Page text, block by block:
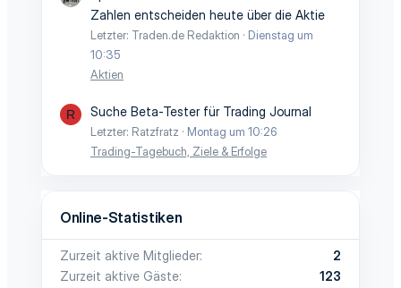
Zahlen entscheiden heute über die Aktie
Letzter: Traden.de Redaktion
Dienstag um
10:35
Aktien
R Suche Beta-Tester für Trading Journal
Letzter: Ratzfratz
Montag um 10:26
Trading-Tagebuch, Ziele & Erfolge
Online-Statistiken
Zurzeit aktive Mitglieder
2
Zurzeit aktive Gäste
123